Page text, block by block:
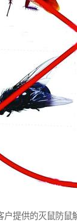
户提供的灭鼠防鼠